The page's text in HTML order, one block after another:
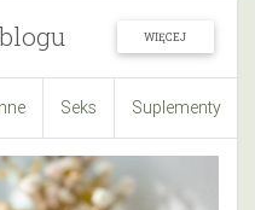
WIĘCEJ
Seks Suplementy